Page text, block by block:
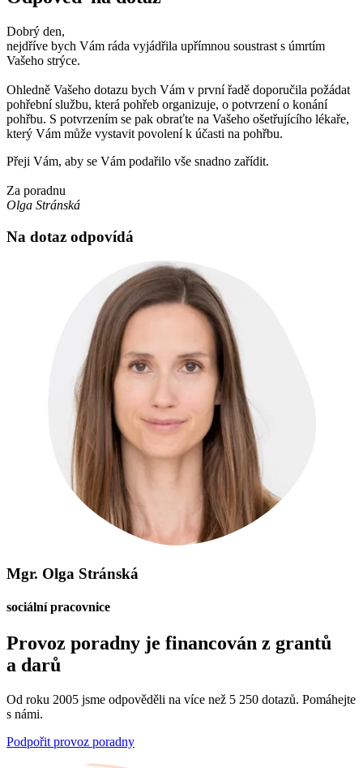
Dobrý den,
nejdříve bych Vám ráda vyjádřila upřímnou soustrast s úmrtím
Vašeho strýce.
Ohledně Vašeho dotazu bych Vám v první řadě doporučila požádat
pohřební službu, která pohřeb organizuje, o potvrzení o konání
pohřbu. S potvrzením se pak obraťte na Vašeho ošetřujícího lékaře,
který Vám může vystavit povolení k účasti na pohřbu.
Přeji Vám, aby se Vám podařilo vše snadno zařídit.
Za poradnu
Olga Stránská
Na dotaz odpovídá
Mgr. Olga Stránská
sociální pracovnice
Provoz poradny je financován z grantů
a darů
Od roku 2005 jsme odpověděli na více než 5 250 dotazů. Pomáhejte
s námi.
Podpořit provoz poradny